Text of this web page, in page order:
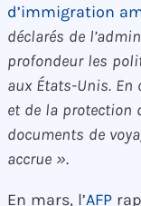
d’immigration
déclarés de
profondeur les
aux États-Unis. En
et de la protection
documents de
accrue ».
En mars, l’AFP